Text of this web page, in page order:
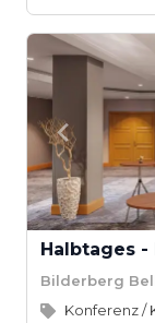
Bilderberg
Konferenz /